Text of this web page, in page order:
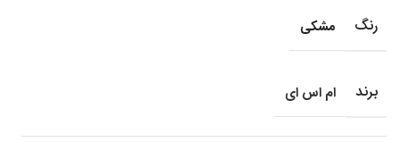
رنگ مشکی
برند ام اس ای